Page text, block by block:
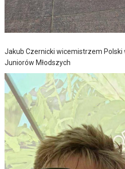
Jakub Czernicki wicemistrzem Polski
Juniorów Młodszych